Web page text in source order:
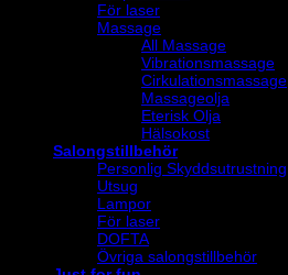
För laser
Massage
All Massage
Vibrationsmassage
Cirkulationsmassage
Massageolja
Eterisk Olja
Hälsokost
Salongstillbehör
Personlig Skyddsutrustning
Utsug
Lampor
För laser
DOFTA
Övriga salongstillbehör